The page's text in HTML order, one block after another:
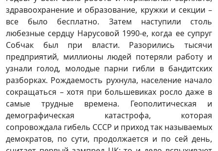
здравоохранение и образование, кружки и секции –
все было бесплатно. Затем наступили столь
любезные сердцу Нарусовой 1990-е, когда ее супруг
Собчак был при власти. Разорились тысячи
предприятий, миллионы людей потеряли работу и
узнали голод, молодые парни гибли в бандитских
разборках. Рождаемость рухнула, население начало
сокращаться – хотя при большевиках росло даже в
самые трудные времена. Геополитическая и
демографическая катастрофа, которая
сопровождала гибель СССР и приход так называемых
демократов, по сути, продолжается и по сей день,